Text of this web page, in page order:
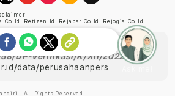
Retizen.id Rejabar.co.id Rejogja.co.id
oleh Dewan Pers
DP-Verifikasi/K/XII/2022
data/perusahaanpers
- All Rights Reserved.